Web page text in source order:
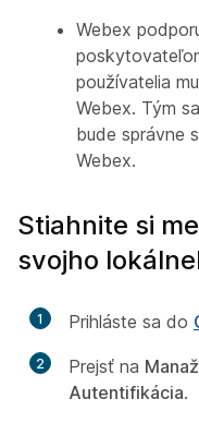
Webex
používatelia
Webex. Tým
bude správne
Webex.
Stiahnite si
svojho
1 Prihláste sa do
2 Prejsť na
Autentifikácia.